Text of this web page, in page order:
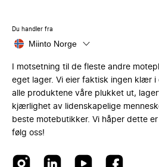
Du handler fra
Miinto Norge
I motsetning til de fleste andre
eget lager. Vi eier faktisk ingen klær
alle produktene våre plukket ut,
kjærlighet av lidenskapelige
beste motebutikker. Vi håper dette
følg oss!